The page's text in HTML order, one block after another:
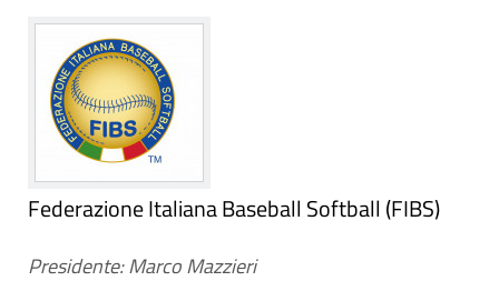
Federazione Italiana Baseball Softball (FIBS)
Presidente: Marco Mazzieri